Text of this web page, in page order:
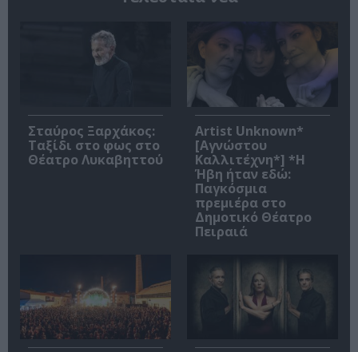
Σταύρος Ξαρχάκος:
Ταξίδι στο φως στο
Θέατρο Λυκαβηττού
Artist Unknown*
[Αγνώστου
Καλλιτέχνη*] *Η
Ήβη ήταν εδώ:
Παγκόσμια
πρεμιέρα στο
Δημοτικό Θέατρο
Πειραιά